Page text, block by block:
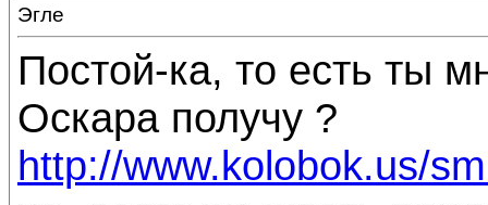
Эгле
Постой-ка, то есть ты
Оскара получу ?
http://www.kolobok.us/